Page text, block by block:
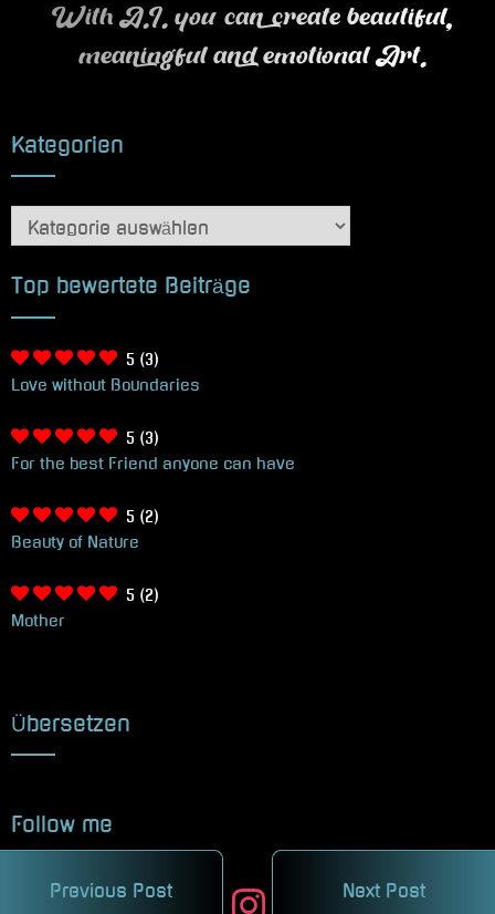
With A.I. you can create beautiful,
meaningful and emotional Art.
Kategorien
Kategorien
Top bewertete Beiträge
5 (3)
Love without Boundaries
5 (3)
For the best Friend anyone can have
5 (2)
Beauty of Nature
5 (2)
Mother
Übersetzen
Follow me
facebook twitter instagram mastodon pinterest
Previous Post Next Post